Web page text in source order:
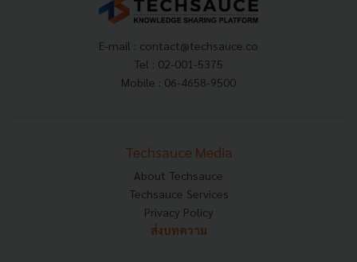
E-mail : contact@techsauce.co
Tel : 02-001-5375
Mobile : 06-4658-9500
Techsauce Media
About Techsauce
Techsauce Services
Privacy Policy
ส่งบทความ